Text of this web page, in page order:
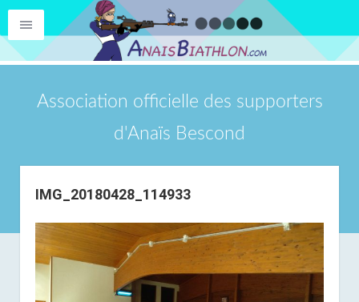
Association officielle des supporters
d'Anaïs Bescond
IMG_20180428_114933